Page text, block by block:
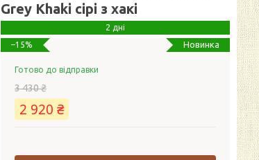
Grey Khaki сірі з хакі
Новинка
2 дні
–15%
Готово до відправки
3 430 ₴
2 920 ₴